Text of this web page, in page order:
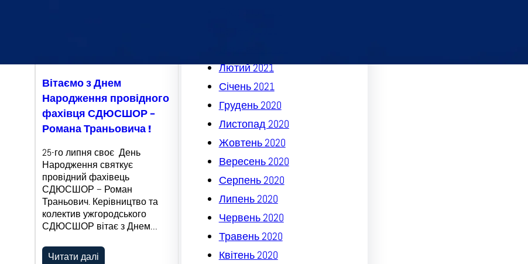
Вітаємо з Днем
Народження провідного
фахівця СДЮСШОР –
Романа Траньовича !
25-го липня своє День
Народження святкує
провідний фахівець
СДЮСШОР – Роман
Траньович. Керівництво та
колектив ужгородського
СДЮСШОР вітає з Днем…
Читати далі
Лютий 2021
Січень 2021
Грудень 2020
Листопад 2020
Жовтень 2020
Вересень 2020
Серпень 2020
Липень 2020
Червень 2020
Травень 2020
Квітень 2020